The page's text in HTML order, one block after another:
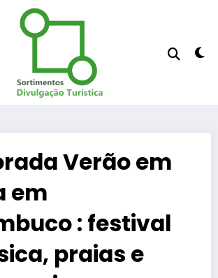
Verão em
em
: festival
praias e